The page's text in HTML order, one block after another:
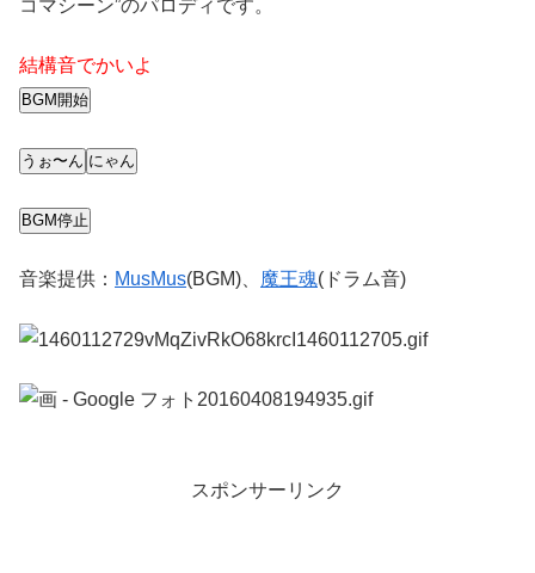
コマシーン”のパロディです。
結構音でかいよ
音楽提供： MusMus(BGM)、 魔王魂(ドラム音)
スポンサーリンク